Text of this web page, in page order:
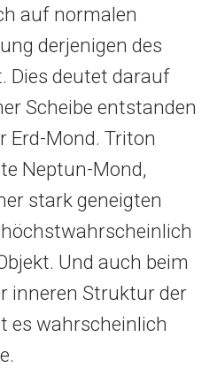
auf normalen
derjenigen des
Dies deutet darauf
Scheibe entstanden
Erd-Mond. Triton
Neptun-Mond,
stark geneigten
Und auch beim
inneren Struktur der
es wahrscheinlich